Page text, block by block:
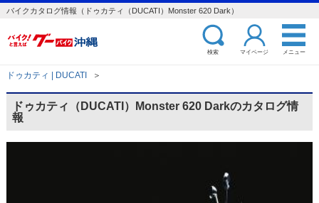
バイクカタログ情報（ドゥカティ（DUCATI）Monster 620 Dark）
検索 マイページ メニュー
ドゥカティ | DUCATI ＞
ドゥカティ（DUCATI）Monster 620 Darkのカタログ情
報